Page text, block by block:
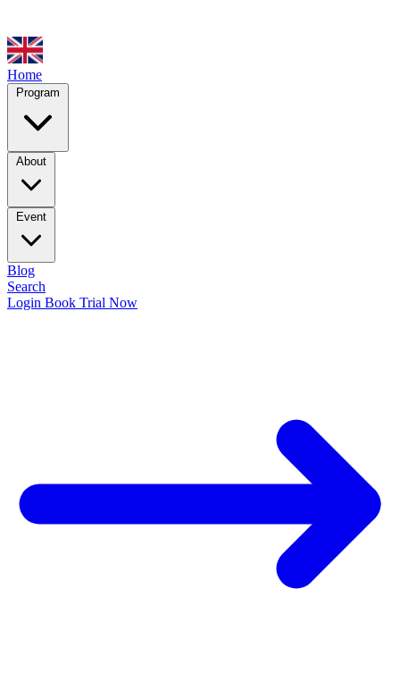
Home
Program
About
Event
Blog
Search
Login Book Trial Now